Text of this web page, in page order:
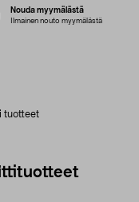
tuotteet
Nouda myymälästä
Ilmainen nouto myymälästä